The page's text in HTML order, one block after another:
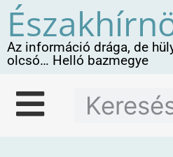
Az információ drága, de
olcsó… Helló bazmegye